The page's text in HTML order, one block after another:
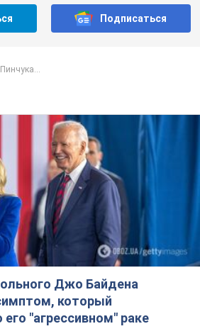
Подписаться
Джо Байдена
который
его "агрессивном" раке